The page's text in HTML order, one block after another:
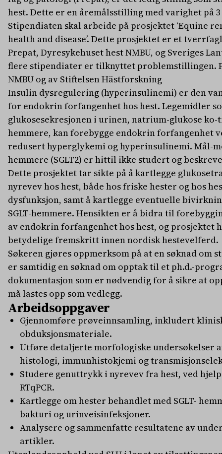
hest. Dette er en åremålsstilling med varighet på 3
Stipendiaten skal arbeide på prosjektet ‘Equine
health and disease’. Dette prosjektet er et
Prepat, Dyresykehuset hest NMBU, og Sveriges
flere stipendiater er tilknyttet problemstillingen.
NMBU og av Stiftelsen Hästforskning
Insulin dysregulering (hyperinsulinemi) er den
for endokrin forfangenhet hos hest. Legemidler
glukosesekresjonen i urinen, natrium-glukose ko-
hemmere, kan forebygge endokrin forfangenhet
redusert hyperglykemi og hyperinsulinemi. Mål-
hemmere (SGLT2) er hittil ikke studert og
Dette prosjektet tar sikte på å kartlegge
nyrevev hos hest, både hos friske hester og hos
dysfunksjon, samt å kartlegge eventuelle
SGLT-hemmere. Hensikten er å bidra til
av endokrin forfangenhet hos hest, og prosjektet
betydelige fremskritt innen nordisk hestevelferd.
Søkeren gjøres oppmerksom på at en søknad om
er samtidig en søknad om opptak til et ph.d.-
dokumentasjon som er nødvendig for å sikre at
må lastes opp som vedlegg.
Arbeidsoppgaver
Gjennomføre prøveinnsamling, inkludert
obduksjonsmateriale.
Utføre detaljerte morfologiske undersøkelser
histologi, immunhistokjemi og
Studere genuttrykk i nyrevev fra hest, ved
RTqPCR.
Kartlegge om hester behandlet med SGLT-
bakturi og urinveisinfeksjoner.
Analysere og sammenfatte resultatene av
artikler.